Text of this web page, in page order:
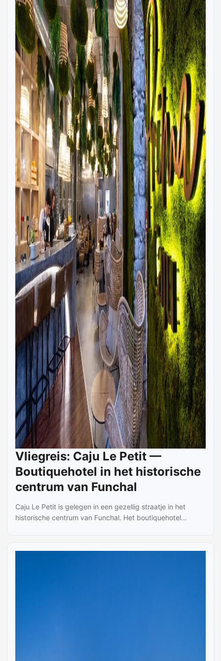
een balkon of terras. Kamertypes zijn onder meer de 2-
persoonskamer Deluxe (ca. 22–30 m²) en de 2-
persoonskamer Superior (ca. 30 m²), beide met keuze
voor één tweepersoonsbed of twee eenpersoonsbedden,
en opties voor zeezicht of zijzeezicht tegen meerprijs. Er is
tevens een suite (ca. 30 m²) met sofabed, die ook met
zeezicht te boeken is. ...
Vliegreis: Caju Le Petit —
Boutiquehotel in het historische
centrum van Funchal
Caju Le Petit is gelegen in een gezellig straatje in het
historische centrum van Funchal. Het boutiquehotel
verzorgd door de lokale interior designer Nini Andrade